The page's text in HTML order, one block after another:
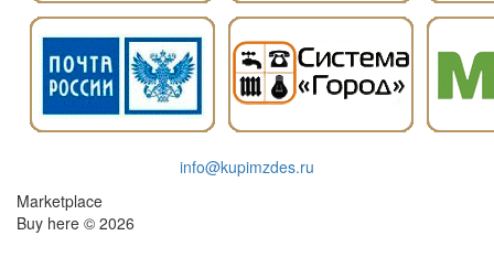
info@kupimzdes.ru
Marketplace
Buy here © 2026